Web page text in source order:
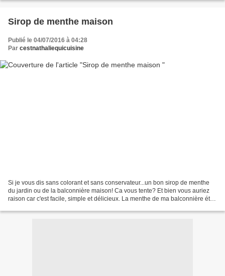
Sirop de menthe maison
Publié le 04/07/2016 à 04:28
Par cestnathaliequicuisine
Si je vous dis sans colorant et sans conservateur...un bon sirop de menthe
du jardin ou de la balconnière maison! Ca vous tente? Et bien vous auriez
raison car c'est facile, simple et délicieux. La menthe de ma balconnière était